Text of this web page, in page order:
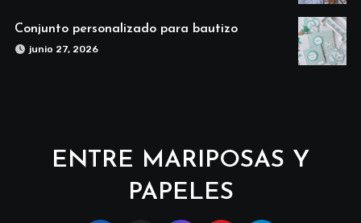
Conjunto personalizado para bautizo
junio 27, 2026
ENTRE MARIPOSAS Y
PAPELES